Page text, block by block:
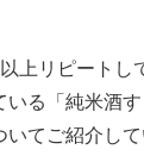
上リピートし
る「純米酒
てご紹介して